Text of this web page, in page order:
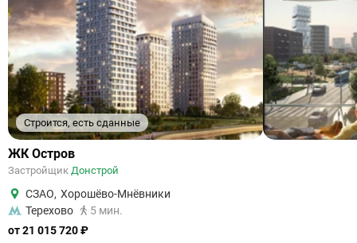
Строится, есть сданные
ЖК Остров
Застройщик Донстрой
СЗАО, Хорошёво-Мнёвники
Терехово
5 мин.
от 21 015 720 ₽